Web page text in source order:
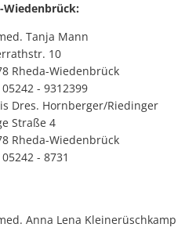
Wiedenbrück:
Tanja Mann
10
Rheda-Wiedenbrück
- 9312399
Dres. Hornberger/Riedinger
Straße 4
Rheda-Wiedenbrück
- 8731
Anna Lena Kleinerüschkamp